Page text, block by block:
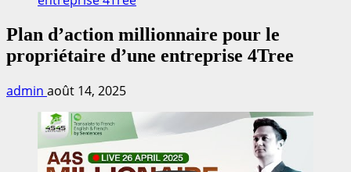
Plan d’action millionnaire pour le
propriétaire d’une entreprise 4Tree
admin août 14, 2025